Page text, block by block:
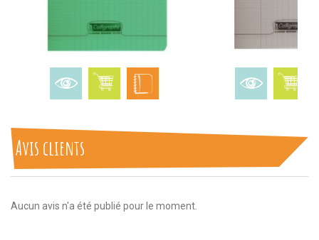
Avis clients
Aucun avis n'a été publié pour le moment.